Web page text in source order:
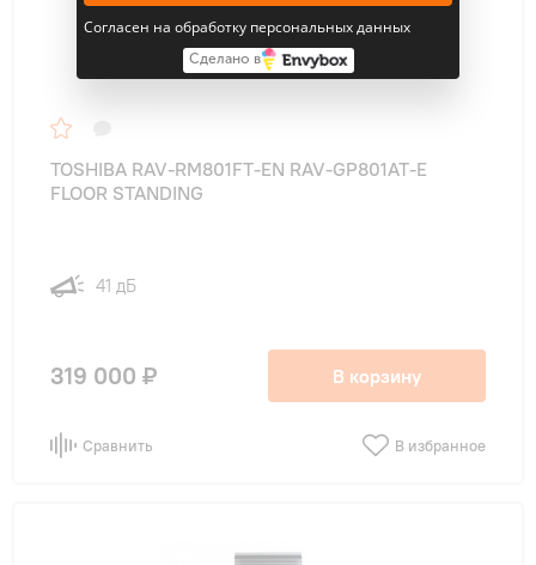
TOSHIBA RAV-RM801FT-EN RAV-GP801AT-E
FLOOR STANDING
41 дБ
319 000 ₽ В корзину
Сравнить В избранное
Согласен на обработку персональных данных
Сделано в